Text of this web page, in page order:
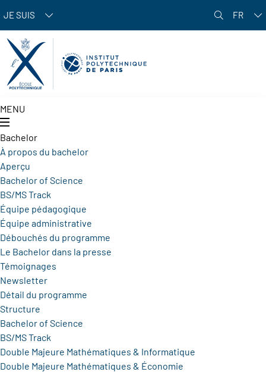
JE SUIS FR
MENU
Bachelor
À propos du bachelor
Aperçu
Bachelor of Science
BS/MS Track
Équipe pédagogique
Équipe administrative
Débouchés du programme
Le Bachelor dans la presse
Témoignages
Newsletter
Détail du programme
Structure
Bachelor of Science
BS/MS Track
Double Majeure Mathématiques & Informatique
Double Majeure Mathématiques & Économie